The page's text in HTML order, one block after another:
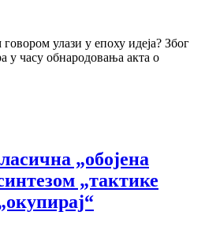
улази у епоху идеја? Због
у часу обнародовања акта о
„обојена
„тактике